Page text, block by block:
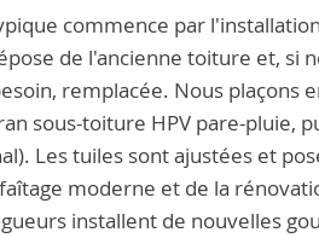
commence par
de l'ancienne toiture et, si
remplacée. Nous plaçons
sous-toiture HPV pare-pluie,
Les tuiles sont ajustées et
moderne et de la
installent de nouvelles